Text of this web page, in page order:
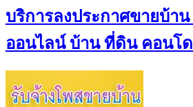
บริการลงประกาศขายบ้าน
ออนไลน์ บ้าน ที่ดิน คอนโ